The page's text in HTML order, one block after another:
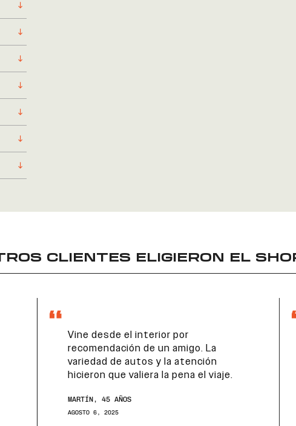
CLIENTES ELIGIERON EL
La
el viaje.
Estaba buscando mi primer auto
ayudaron en cada paso. Me sentí
segura y re bien asesorada.
claro y sin vueltas.